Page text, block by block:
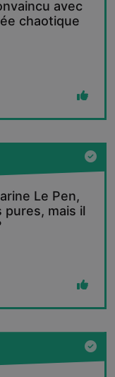
avec
chaotique
Le Pen,
pures, mais il